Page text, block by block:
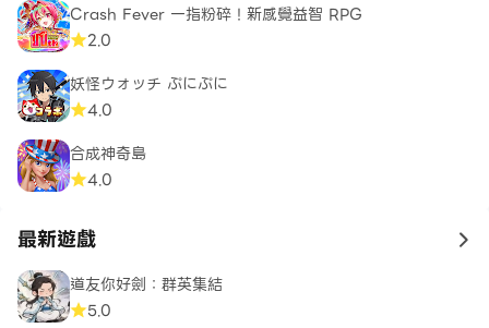
Crash Fever 一指粉碎！新感覺益智 RPG
2.0
妖怪ウォッチ ぷにぷに
4.0
合成神奇島
4.0
最新遊戲 to
道友你好劍：群英集結
5.0